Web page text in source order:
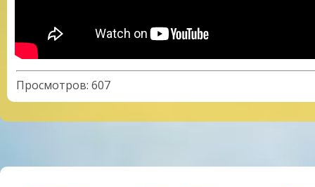
Просмотров: 607